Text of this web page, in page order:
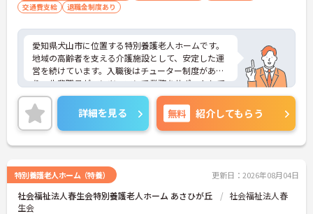
交通費支給
退職金制度あり
愛知県犬山市に位置する特別養護老人ホームです。
地域の高齢者を支える介護施設として、安定した運
営を続けています。入職後はチューター制度があ
り、先輩職員がマンツーマンで業務をサポートして
くれるため、未経験の方でも無理なくスタートでき
る環境です。また、資格取得支援や研修制度が整っ
ており、働きながらスキルアップも可能です。幅広
い年代が活躍しており、困ったときは自然と助け合
える雰囲気も魅力です。
トをお伝えしますのでお気軽にお問い合わせくださ
いませ。
詳細を見る 無料 紹介してもらう
特別養護老人ホーム（特養） 更新日：2026年08月04日
社会福祉法人春生会特別養護老人ホーム あさひが丘
社会福祉法人春
生会